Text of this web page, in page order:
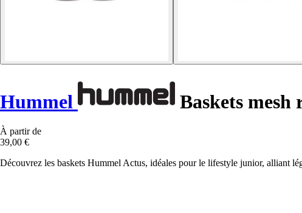
Hummel Baskets mesh
À partir de
39,00 €
Découvrez les baskets Hummel Actus, idéales pour le lifestyle junior, alliant